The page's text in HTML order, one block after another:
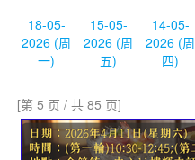
18-05-
2026 (周
一)
15-05-
2026 (周
五)
14-05-
2026 (周
四)
[第 5 页 / 共 85 页]